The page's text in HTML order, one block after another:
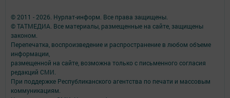
© 2011 - 2026. Нурлат-⁠информ. Все права защищены.
© ТАТМЕДИА. Все материалы, размещенные на сайте, защищены
законом.
Перепечатка, воспроизведение и распространение в любом объеме
информации,
размещенной на сайте, возможна только с письменного согласия
редакций СМИ.
При поддержке Республиканского агентства по печати и массовым
коммуникациям.